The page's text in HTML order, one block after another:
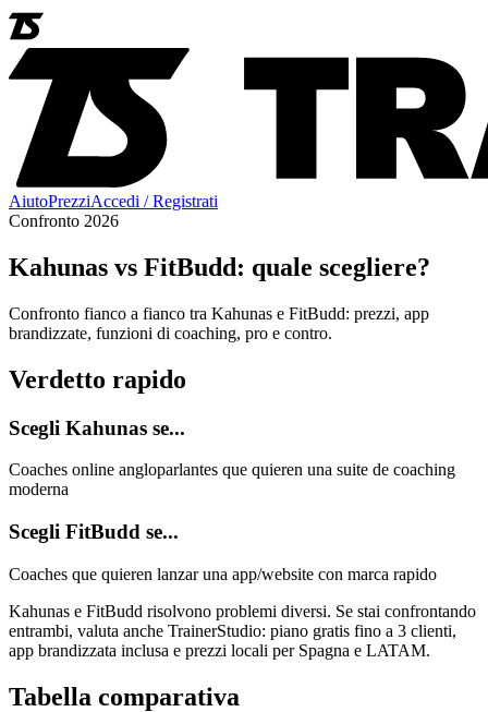
AiutoPrezziAccedi / Registrati
Confronto 2026
Kahunas vs FitBudd: quale scegliere?
Confronto fianco a fianco tra Kahunas e FitBudd: prezzi, app
brandizzate, funzioni di coaching, pro e contro.
Verdetto rapido
Scegli Kahunas se...
Coaches online angloparlantes que quieren una suite de coaching
moderna
Scegli FitBudd se...
Coaches que quieren lanzar una app/website con marca rapido
Kahunas e FitBudd risolvono problemi diversi. Se stai confrontando
entrambi, valuta anche TrainerStudio: piano gratis fino a 3 clienti,
app brandizzata inclusa e prezzi locali per Spagna e LATAM.
Tabella comparativa